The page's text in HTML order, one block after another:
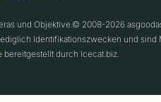
und Objektive.© 2008-2026
Identifikationszwecken und
bereitgestellt durch Icecat.biz.